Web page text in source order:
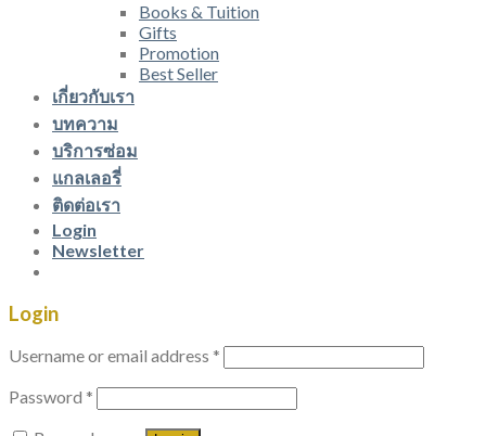
Books & Tuition
Gifts
Promotion
Best Seller
เกี่ยวกับเรา
บทความ
บริการซ่อม
แกลเลอรี่
ติดต่อเรา
Login
Newsletter
Login
Username or email address *
Password *